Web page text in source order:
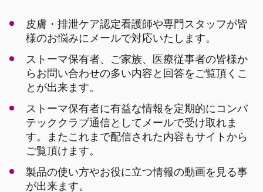
皮膚・排泄ケア認定看護師や専門スタッフが皆
様のお悩みにメールで対応いたします。
ストーマ保有者、ご家族、医療従事者の皆様か
らお問い合わせの多い内容と回答をご覧頂くこ
とが出来ます。
ストーマ保有者に有益な情報を定期的にコンバ
テッククラブ通信としてメールで受け取れま
す。またこれまで配信された内容もサイトから
ご覧頂けます。
製品の使い方やお役に立つ情報の動画を見る事
が出来ます。